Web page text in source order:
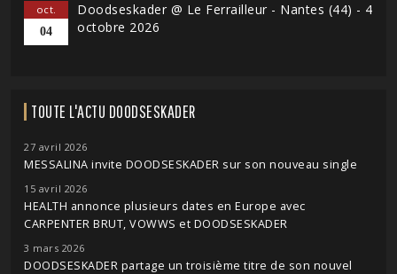
oct.
04
Doodseskader @ Le Ferrailleur - Nantes (44) - 4
octobre 2026
TOUTE L'ACTU DOODSESKADER
27 avril 2026
MESSALINA invite DOODSESKADER sur son nouveau single
15 avril 2026
HEALTH annonce plusieurs dates en Europe avec
CARPENTER BRUT, VOWWS et DOODSESKADER
3 mars 2026
DOODSESKADER partage un troisième titre de son nouvel